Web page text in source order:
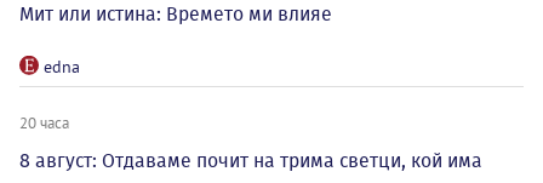
Мит или истина: Времето ми влияе
edna
20 часа
8 август: Отдаваме почит на трима светци, кой има